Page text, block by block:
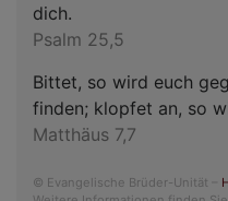
dich.
Psalm 25,5
Bittet, so wird euch
finden; klopfet an, so
Matthäus 7,7
© Evangelische Brüder-Unität –